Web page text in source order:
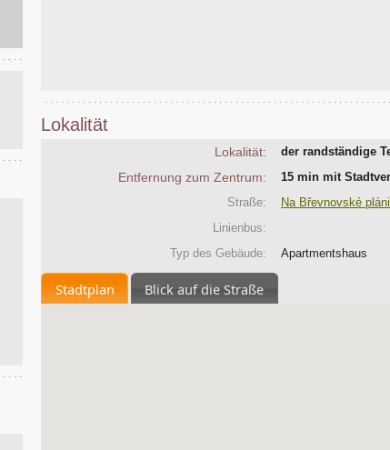
Lokalität
Lokalität: der randständige
Entfernung zum Zentrum:
15 min mit
Straße:
Na Břevnovské
Linienbus:
Typ des Gebäude:
Apartmentshaus
Stadtplan Blick auf die Straße